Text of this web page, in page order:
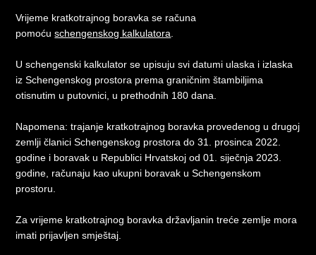
Vrijeme kratkotrajnog boravka se računa
pomoćuschengenskog kalkulatora
U schengenski kalkulator se upisuju svi datumi ulaska i izlaska
iz Schengenskog prostora prema graničnim štambiljima
otisnutim u putovnici, u prethodnih 180 dana.
Napomena: trajanje kratkotrajnog boravka provedenog u drugoj
zemlji članici Schengenskog prostora do 31. prosinca 2022.
godine i boravak u Republici Hrvatskoj od 01. siječnja 2023.
godine, računaju kao ukupni boravak u Schengenskom
prostoru.
Za vrijeme kratkotrajnog boravka državljanin treće zemlje mora
imati prijavljen smještaj.